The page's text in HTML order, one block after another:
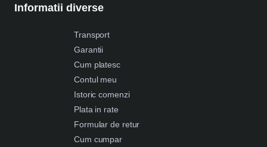
Informatii diverse
Transport
Garantii
Cum platesc
Contul meu
Istoric comenzi
Plata in rate
Formular de retur
Cum cumpar